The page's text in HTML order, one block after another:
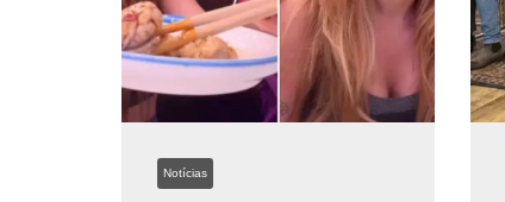
Notícias